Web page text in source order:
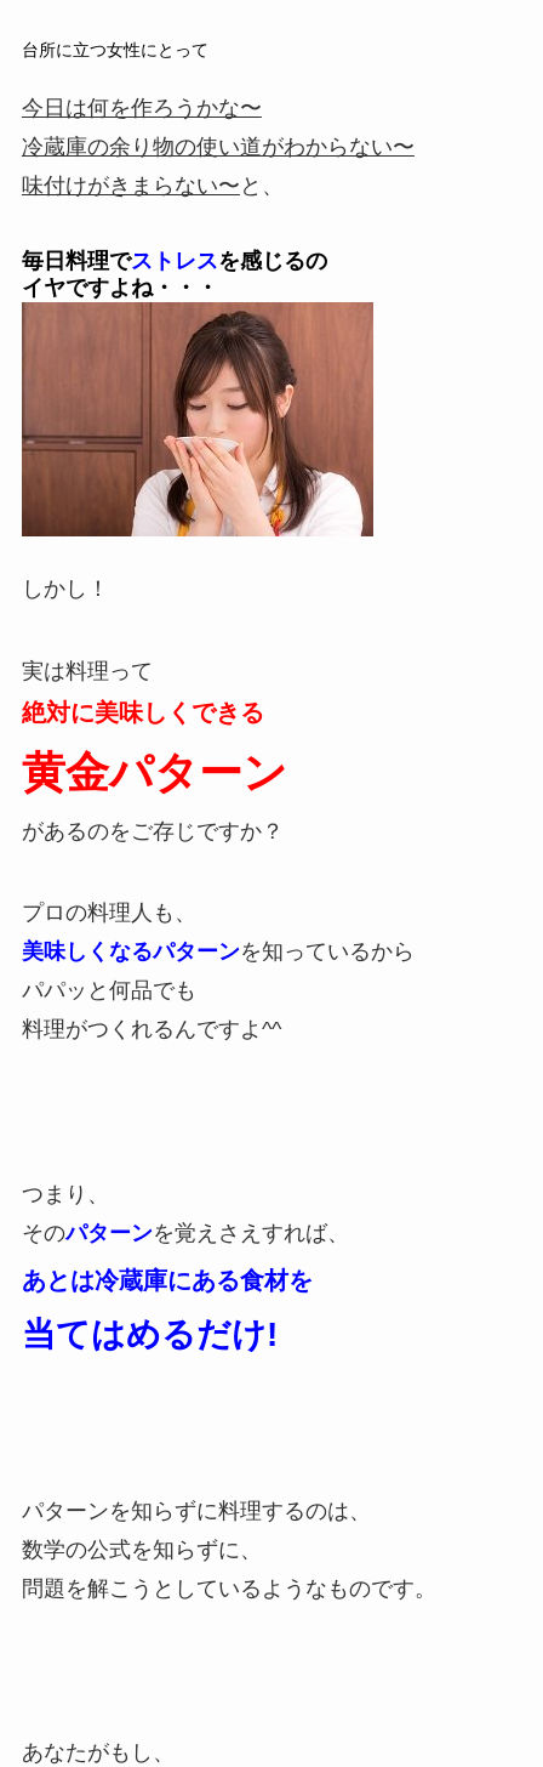
台所に立つ女性にとって
今日は何を作ろうかな〜
冷蔵庫の余り物の使い道がわからない〜
味付けがきまらない〜 と、
毎日料理でストレスを感じるの
イヤですよね・・・
しかし！
実は料理って
絶対に美味しくできる
黄金パターン
があるのをご存じですか？
プロの料理人も、
美味しくなるパターンを知っているから
パパッと何品でも
料理がつくれるんですよ^^
つまり、
そのパターンを覚えさえすれば、
あとは冷蔵庫にある食材を
当てはめるだけ!
パターンを知らずに料理するのは、
数学の公式を知らずに、
問題を解こうとしているようなものです。
あなたがもし、